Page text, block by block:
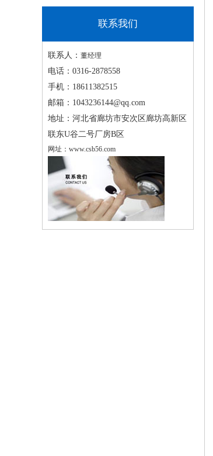
联系我们
联系人： 董经理
电话： 0316-2878558
手机： 18611382515
邮箱： 1043236144@qq.com
地址： 河北省廊坊市安次区廊坊高新区
联东U谷二号厂房B区
网址： www.csb56.com